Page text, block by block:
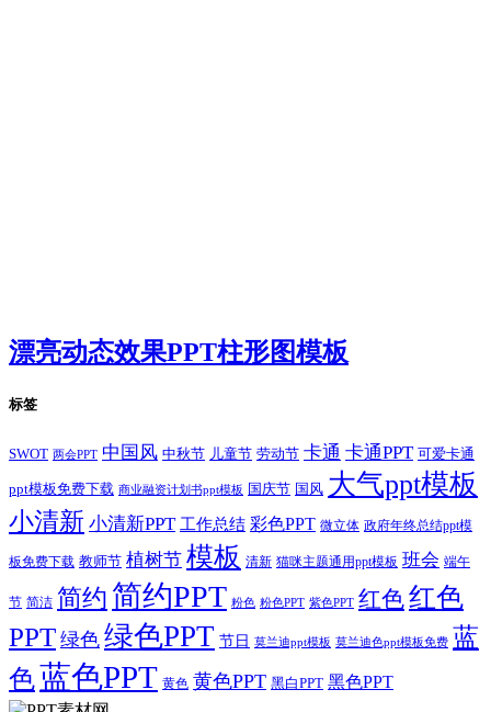
漂亮动态效果PPT柱形图模板
标签
SWOT 两会PPT 中国风 中秋节 儿童节 劳动节 卡通 卡通PPT 可爱卡通
ppt模板免费下载 商业融资计划书ppt模板 国庆节 国风 大气ppt模板
小清新 小清新PPT 工作总结 彩色PPT 微立体 政府年终总结ppt模
板免费下载 教师节 植树节 模板 清新 猫咪主题通用ppt模板 班会 端午
节 简洁 简约 简约PPT 粉色 粉色PPT 紫色PPT 红色红色
PPT 绿色 绿色PPT 节日 莫兰迪ppt模板 莫兰迪色ppt模板免费 蓝
色蓝色PPT 黄色 黄色PPT 黑白PPT 黑色PPT